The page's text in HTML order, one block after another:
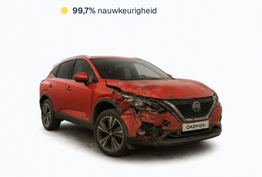
99,7% nauwkeurigheid